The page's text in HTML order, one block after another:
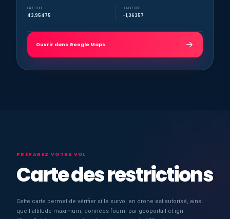
LATITUDE
43,95475
LONGITUDE
-1,36357
Ouvrir dans Google Maps
PRÉPAREZ VOTRE VOL
Carte des restrictions
Cette carte permet de vérifier si le survol en drone est autorisé, ainsi
que l'altitude maximum, données fourni par geoportail et ign